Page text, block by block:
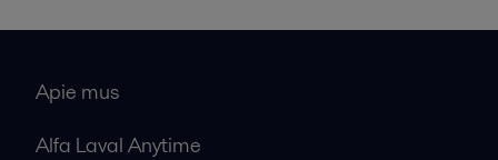
Apie mus
Alfa Laval Anytime